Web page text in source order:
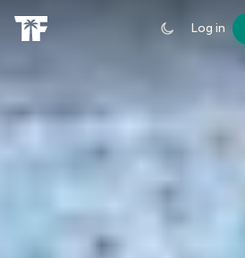
Log in